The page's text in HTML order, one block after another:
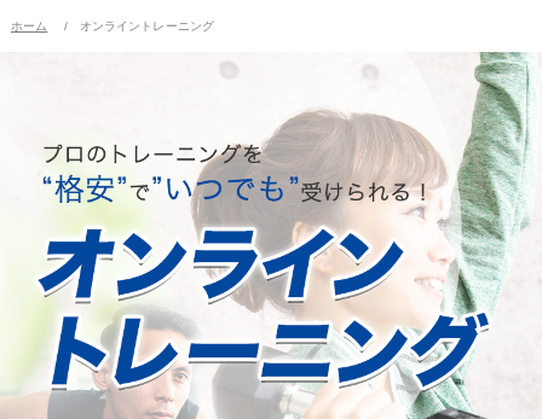
ホーム オンライントレーニング